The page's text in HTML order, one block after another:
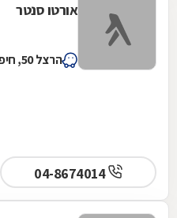
אורטו סנטר
הרצל 50, חיפה
04-8674014